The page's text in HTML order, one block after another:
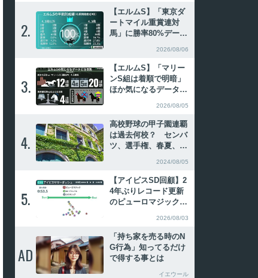
2.
【エルムS】「東京ダ
ートマイル重賞連対
馬」に勝率80%デー
2勝目へ
2026/08/06
3.
【エルムS】「マリー
ンS組は着順で明暗」
ほか気になるデータ3
2026/08/05
4.
高校野球の甲子園連覇
は過去何校？ センバ
ツ、選手権、春夏、夏
2024/08/05
5.
【アイビスSD回顧】2
4年ぶりレコード更新
のピューロマジック
2026/08/03
AD
「持ち家を売る時のN
G行為」知ってるだけ
で得する事とは
イエウール